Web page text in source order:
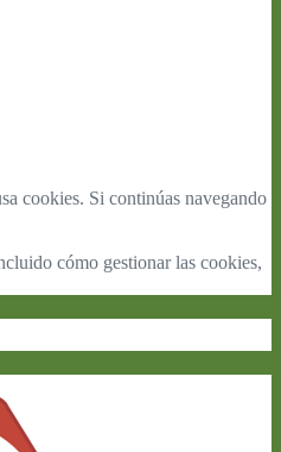
cookies. Si continúas navegando
cómo gestionar las cookies,